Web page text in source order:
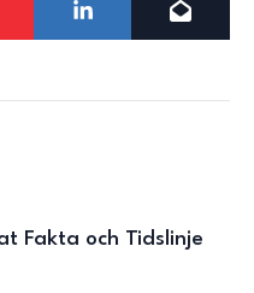
Fakta och Tidslinje